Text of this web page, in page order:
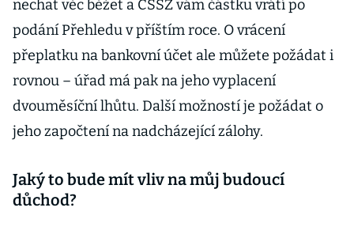
nechat věc běžet a ČSSZ vám částku vrátí po
podání Přehledu v příštím roce. O vrácení
přeplatku na bankovní účet ale můžete požádat i
rovnou – úřad má pak na jeho vyplacení
dvouměsíční lhůtu. Další možností je požádat o
jeho započtení na nadcházející zálohy.
Jaký to bude mít vliv na můj budoucí
důchod?